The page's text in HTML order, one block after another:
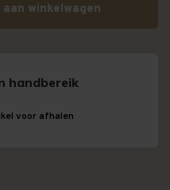
winkelwagen
handbereik
voor afhalen